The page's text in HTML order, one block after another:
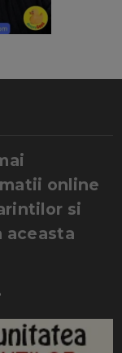
online
si
aceasta